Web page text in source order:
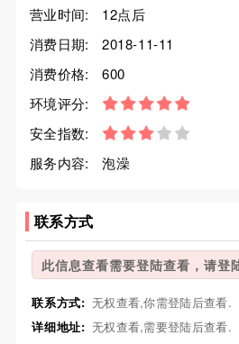
营业时间:
12点后
消费日期:
2018-11-11
消费价格:
600
环境评分:
安全指数:
服务内容:
泡澡
联系方式
此信息查看需要登陆查看，请登
联系方式: 无权查看,你需登陆后查看.
详细地址: 无权查看,需要登陆后查看.